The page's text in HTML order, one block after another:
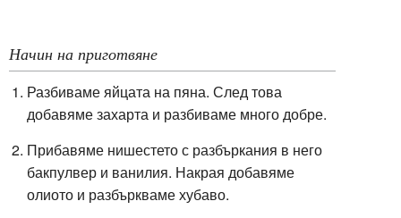
Начин на приготвяне
Разбиваме яйцата на пяна. След това
добавяме захарта и разбиваме много добре.
Прибавяме нишестето с разбъркания в него
бакпулвер и ванилия. Накрая добавяме
олиото и разбъркваме хубаво.